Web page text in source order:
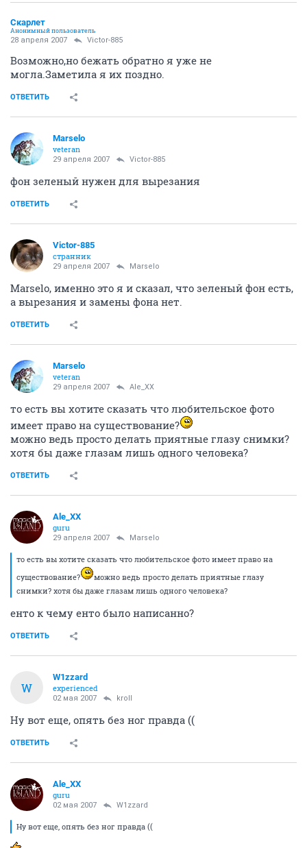
Скарлет
Анонимный пользователь
28 апреля 2007 Victor-885
Возможно,но бежать обратно я уже не
могла.Заметила я их поздно.
ОТВЕТИТЬ
Marselo
veteran
29 апреля 2007 Victor-885
фон зеленый нужен для вырезания
ОТВЕТИТЬ
Victor-885
странник
29 апреля 2007 Marselo
Marselo, именно это я и сказал, что зеленый фон есть,
а вырезания и замены фона нет.
ОТВЕТИТЬ
Marselo
veteran
29 апреля 2007 Ale_XX
то есть вы хотите сказать что любительское фото
имеет право на существование?
можно ведь просто делать приятные глазу снимки?
хотя бы даже глазам лишь одного человека?
ОТВЕТИТЬ
Ale_XX
guru
29 апреля 2007 Marselo
то есть вы хотите сказать что любительское фото имеет право на
существование?
можно ведь просто делать приятные глазу
снимки? хотя бы даже глазам лишь одного человека?
енто к чему енто было написанно?
ОТВЕТИТЬ
W
W1zzard
experienced
02 мая 2007 kroll
Ну вот еще, опять без ног правда ((
ОТВЕТИТЬ
Ale_XX
guru
02 мая 2007 W1zzard
Ну вот еще, опять без ног правда ((